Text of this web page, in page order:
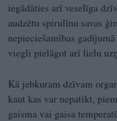
iegādāties arī veselīga
audzētu spirulīnu savas
nepieciešamības
viegli pielāgot arī lielu
Kā jebkuram dzīvam
kaut kas var nepatikt,
gaisma vai gaisa